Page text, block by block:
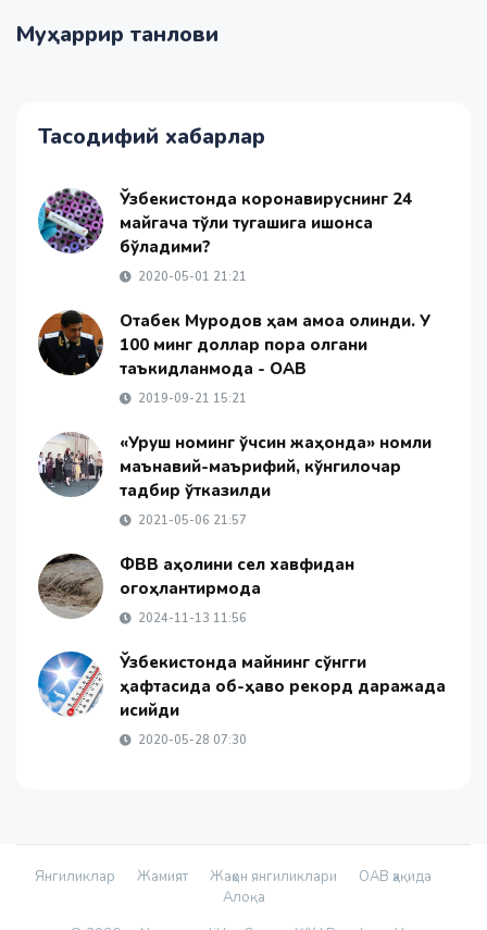
Муҳаррир танлови
Тасодифий хабарлар
Ўзбекистонда коронавируснинг 24
майгача тўлиқ тугашига ишонса
бўладими?
2020-05-01 21:21
Отабек Муродов ҳам қамоққа олинди. У
100 минг доллар пора олгани
таъкидланмоқда - ОАВ
2019-09-21 15:21
«Уруш номинг ўчсин жаҳонда» номли
маънавий-маърифий, кўнгилочар
тадбир ўтказилди
2021-05-06 21:57
ФВВ аҳолини сел хавфидан
огоҳлантирмоқда
2024-11-13 11:56
Ўзбекистонда майнинг сўнгги
ҳафтасида об-ҳаво рекорд даражада
исийди
2020-05-28 07:30
Янгиликлар Жамият Жаҳон янгиликлари
ОАВ ҳақида
Алоқа